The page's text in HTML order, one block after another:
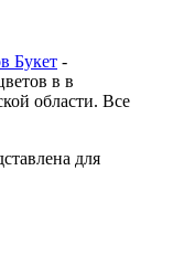
Букет -
в в
области. Все
для